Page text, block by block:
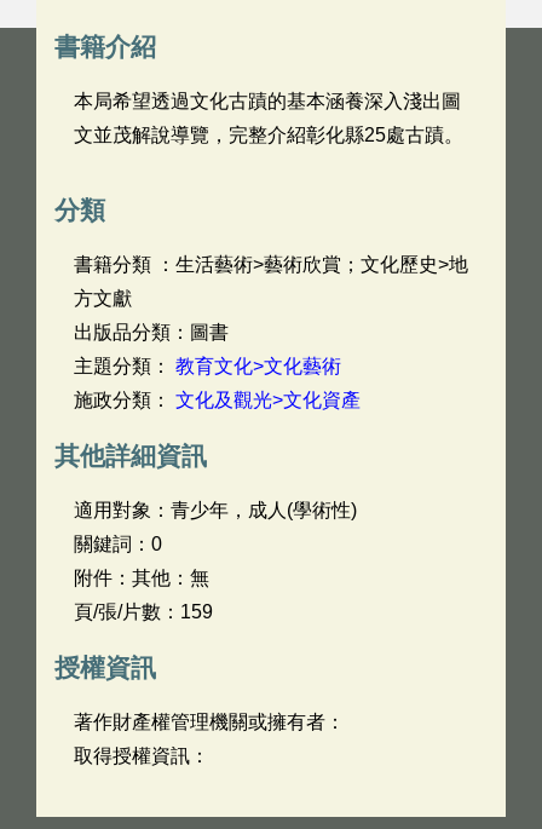
書籍介紹
本局希望透過文化古蹟的基本涵養深入淺出圖
文並茂解說導覽，完整介紹彰化縣25處古蹟。
分類
書籍分類 ：生活藝術>藝術欣賞；文化歷史>地
方文獻
出版品分類：圖書
主題分類： 教育文化>文化藝術
施政分類： 文化及觀光>文化資產
其他詳細資訊
適用對象：青少年，成人(學術性)
關鍵詞：0
附件：其他：無
頁/張/片數：159
授權資訊
著作財產權管理機關或擁有者：
取得授權資訊：